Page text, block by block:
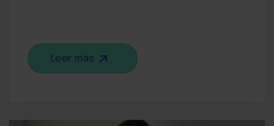
Leer más